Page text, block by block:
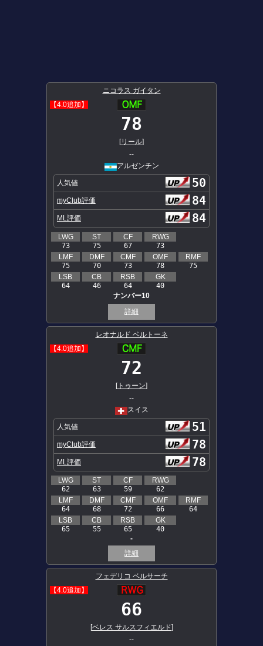
ニコラス ガイタン
【4.0追加】
78
[リール]
--
アルゼンチン
人気値 50
myClub評価 84
ML評価 84
LWG
73
ST
75
CF
67
RWG
73
LMF
75
DMF
70
CMF
73
OMF
78
RMF
75
LSB
64
CB
46
RSB
64
GK
40
ナンバー10
詳細
レオナルド ベルトーネ
【4.0追加】
72
[トゥーン]
--
スイス
人気値 51
myClub評価 78
ML評価 78
LWG
62
ST
63
CF
59
RWG
62
LMF
64
DMF
68
CMF
72
OMF
66
RMF
64
LSB
65
CB
55
RSB
65
GK
40
-
詳細
フェデリコ ベルサーチ
【4.0追加】
66
[ベレス サルスフィエルド]
--